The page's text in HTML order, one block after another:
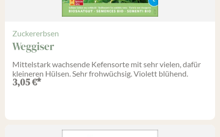
Zuckererbsen
Weggiser
Mittelstark wachsende Kefensorte mit sehr vielen, dafür
kleineren Hülsen. Sehr frohwüchsig. Violett blühend.
3,05€*